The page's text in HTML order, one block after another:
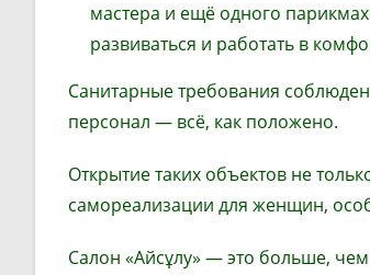
мастера и ещё одного
развиваться и работать в
Санитарные требования
персонал — всё, как положено.
Открытие таких объектов не
самореализации для женщин,
Салон «Айсұлу» — это больше,